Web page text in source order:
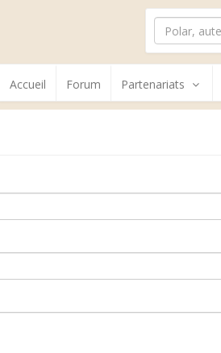
Accueil Forum Partenariats